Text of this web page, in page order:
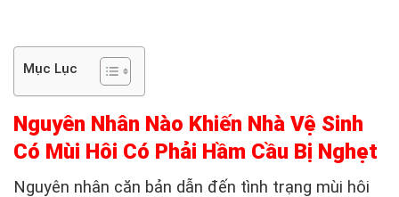
Mục Lục
Nguyên Nhân Nào Khiến Nhà Vệ Sinh
Có Mùi Hôi Có Phải Hầm Cầu Bị Nghẹt
Nguyên nhân căn bản dẫn đến tình trạng mùi hôi